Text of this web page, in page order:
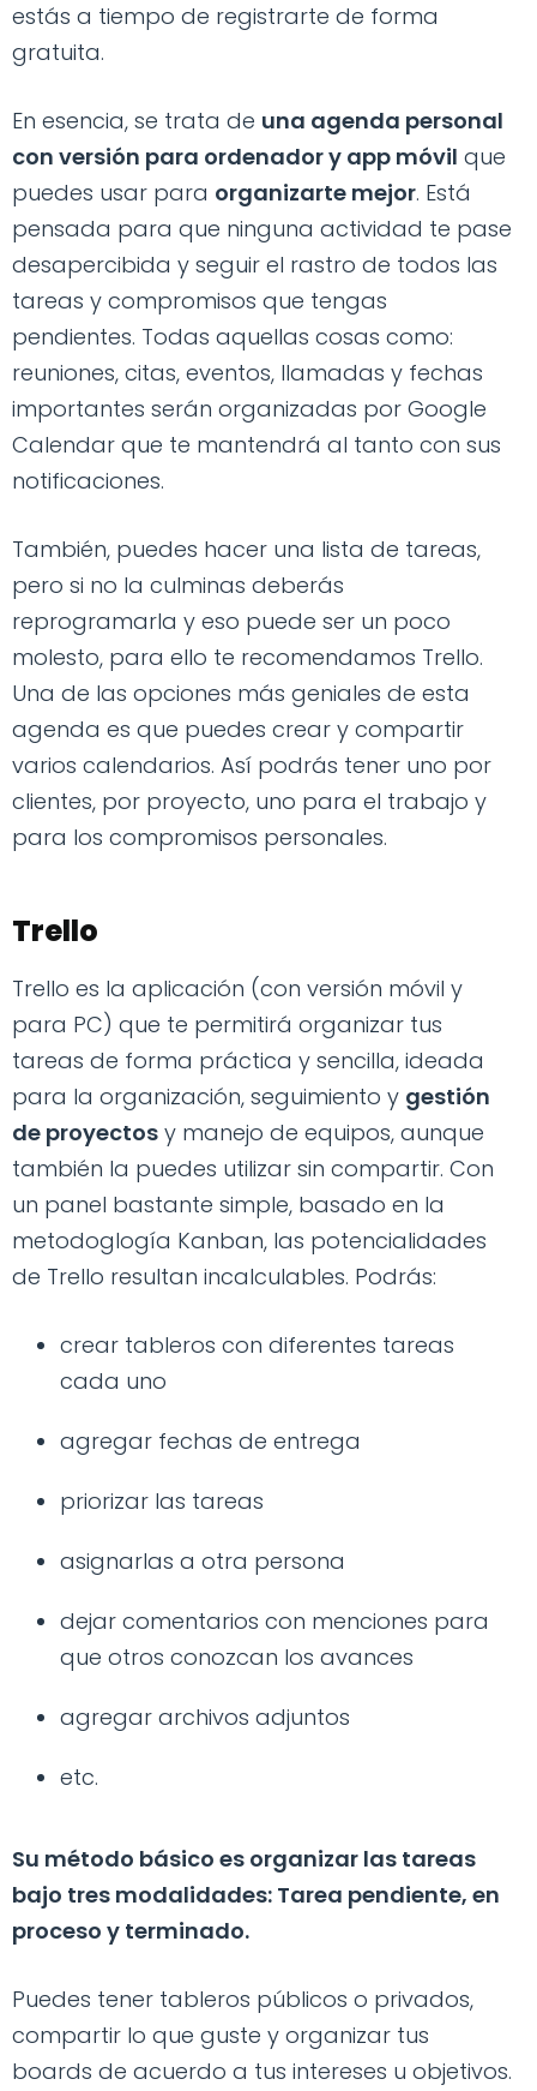
estás a tiempo de registrarte de forma
gratuita.
En esencia, se trata de una agenda personal
con versión para ordenador y app móvil que
puedes usar para organizarte mejor. Está
pensada para que ninguna actividad te pase
desapercibida y seguir el rastro de todos las
tareas y compromisos que tengas
pendientes. Todas aquellas cosas como:
reuniones, citas, eventos, llamadas y fechas
importantes serán organizadas por Google
Calendar que te mantendrá al tanto con sus
notificaciones.
También, puedes hacer una lista de tareas,
pero si no la culminas deberás
reprogramarla y eso puede ser un poco
molesto, para ello te recomendamos Trello.
Una de las opciones más geniales de esta
agenda es que puedes crear y compartir
varios calendarios. Así podrás tener uno por
clientes, por proyecto, uno para el trabajo y
para los compromisos personales.
Trello
Trello es la aplicación (con versión móvil y
para PC) que te permitirá organizar tus
tareas de forma práctica y sencilla, ideada
para la organización, seguimiento y gestión
de proyectos y manejo de equipos, aunque
también la puedes utilizar sin compartir. Con
un panel bastante simple, basado en la
metodoglogía Kanban, las potencialidades
de Trello resultan incalculables. Podrás:
crear tableros con diferentes tareas
cada uno
agregar fechas de entrega
priorizar las tareas
asignarlas a otra persona
dejar comentarios con menciones para
que otros conozcan los avances
agregar archivos adjuntos
etc.
Su método básico es organizar las tareas
bajo tres modalidades: Tarea pendiente, en
proceso y terminado.
Puedes tener tableros públicos o privados,
compartir lo que guste y organizar tus
boards de acuerdo a tus intereses u objetivos.